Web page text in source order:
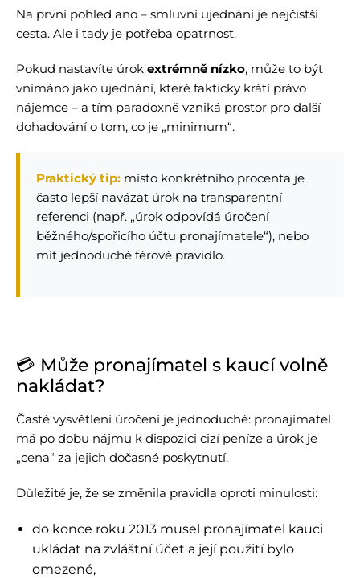
Na první pohled ano – smluvní ujednání je nejčistší
cesta. Ale i tady je potřeba opatrnost.
Pokud nastavíte úrok extrémně nízko, může to být
vnímáno jako ujednání, které fakticky krátí právo
nájemce – a tím paradoxně vzniká prostor pro další
dohadování o tom, co je „minimum“.
Praktický tip: místo konkrétního procenta je
často lepší navázat úrok na transparentní
referenci (např. „úrok odpovídá úročení
běžného/spořicího účtu pronajímatele“), nebo
mít jednoduché férové pravidlo.
💳 Může pronajímatel s kaucí volně
nakládat?
Časté vysvětlení úročení je jednoduché: pronajímatel
má po dobu nájmu k dispozici cizí peníze a úrok je
„cena“ za jejich dočasné poskytnutí.
Důležité je, že se změnila pravidla oproti minulosti:
do konce roku 2013 musel pronajímatel kauci
ukládat na zvláštní účet a její použití bylo
omezené,